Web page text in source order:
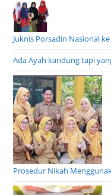
Juknis Porsadin Nasional
Ada Ayah kandung tapi
Prosedur Nikah